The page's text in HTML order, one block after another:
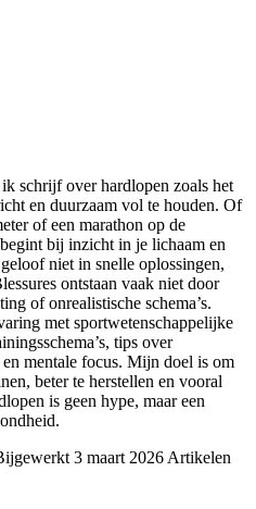
schrijf over hardlopen zoals het
en duurzaam vol te houden. Of
of een marathon op de
bij inzicht in je lichaam en
niet in snelle oplossingen,
ontstaan vaak niet door
of onrealistische schema’s.
met sportwetenschappelijke
tips over
mentale focus. Mijn doel is om
beter te herstellen en vooral
is geen hype, maar een
3 maart 2026Artikelen